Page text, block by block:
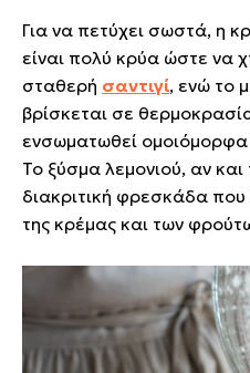
Για να πετύχει σωστά, η
είναι πολύ κρύα ώστε να
σταθερή σαντιγί, ενώ το
βρίσκεται σε
ενσωματωθεί ομοιόμορφα
Το ξύσμα λεμονιού, αν και
διακριτική φρεσκάδα
της κρέμας και των